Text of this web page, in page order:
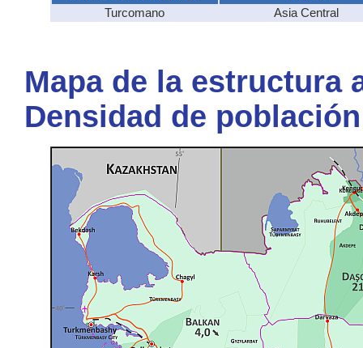
Turcomano
Asia Central
Mapa de la estructura
Densidad de